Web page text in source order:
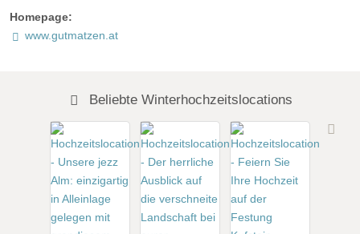
Homepage:
www.gutmatzen.at
Beliebte Winterhochzeitslocations